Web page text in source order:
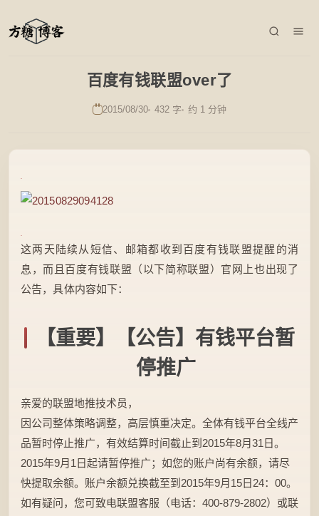
百度有钱联盟over了
2015/08/30 432 字 约 1 分钟
这两天陆续从短信、邮箱都收到百度有钱联盟提醒的消
息，而且百度有钱联盟（以下简称联盟）官网上也出现了
公告，具体内容如下：
【重要】【公告】有钱平台暂
停推广
亲爱的联盟地推技术员，
因公司整体策略调整，高层慎重决定。全体有钱平台全线产
品暂时停止推广，有效结算时间截止到2015年8月31日。
2015年9月1日起请暂停推广；如您的账户尚有余额，请尽
快提取余额。账户余额兑换截至到2015年9月15日24：00。
如有疑问，您可致电联盟客服（电话：400-879-2802）或联